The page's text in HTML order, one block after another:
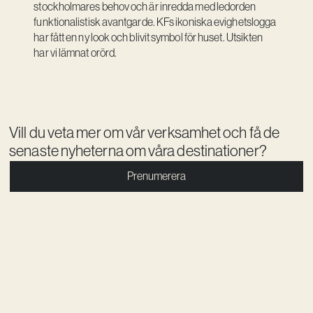
stockholmares behov och är inredda med ledorden
funktionalistisk avantgarde. KFs ikoniska evighetslogga
har fått en ny look och blivit symbol för huset. Utsikten
har vi lämnat orörd.
Vill du veta mer om vår verksamhet och få de
senaste nyheterna om våra destinationer?
Prenumerera